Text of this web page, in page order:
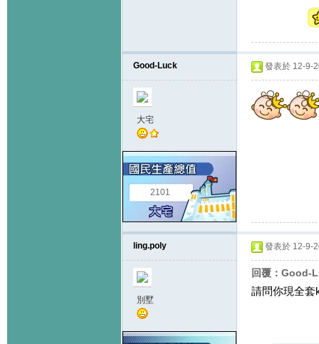
Good-Luck
大宅
2101
發表於 12-9-
ling.poly
別墅
發表於 12-9-
回覆：Good-
請問你現全套